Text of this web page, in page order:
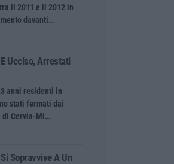
il 2011 e il 2012 in
davanti…
Ucciso, Arrestati
anni residenti in
stati fermati dai
di Cervia-Mi…
Sopravvive A Un